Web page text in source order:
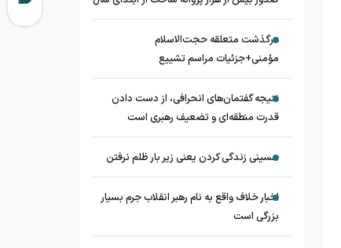
درگذشت متعلقه حجت‌الاسلام
مؤمنی+جزئیات مراسم تشییع
نتیجه گفتمان‌های انحرافی، از دست دادن
قدرت منطقه‌ای و تضعیف رهبری است
حسینی زندگی کردن یعنی زیر بار ظلم نرفتن
اخبار خلاف واقع به نام رهبر انقلاب جرم بسیار
بزرگی است